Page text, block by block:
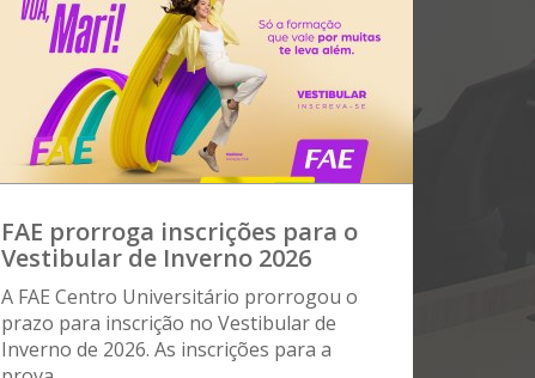
FAE prorroga inscrições para o
Vestibular de Inverno 2026
A FAE Centro Universitário prorrogou o
prazo para inscrição no Vestibular de
Inverno de 2026. As inscrições para a